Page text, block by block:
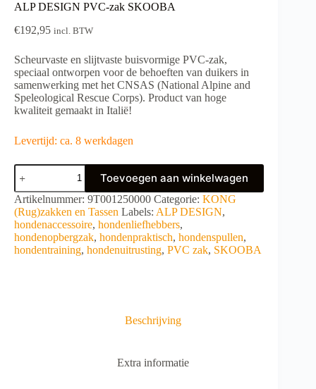
ALP DESIGN PVC-zak SKOOBA
€192,95 incl. BTW
Scheurvaste en slijtvaste buisvormige PVC-zak,
speciaal ontworpen voor de behoeften van duikers in
samenwerking met het CNSAS (National Alpine and
Speleological Rescue Corps). Product van hoge
kwaliteit gemaakt in Italië!
Levertijd: ca. 8 werkdagen
ALP
DESIGN
PVC-
zak
SKOOBA
aantal
Toevoegen aan winkelwagen
A
l
t
e
r
Artikelnummer: 9T001250000 Categorie: KONG
(Rug)zakken en Tassen Labels: ALP DESIGN,
hondenaccessoire, hondenliefhebbers,
hondenopbergzak, hondenpraktisch, hondenspullen,
hondentraining, hondenuitrusting, PVC zak, SKOOBA
Beschrijving
Extra informatie